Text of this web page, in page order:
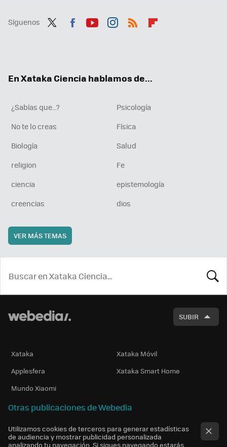
Síguenos
En Xataka Ciencia hablamos de...
¿Sabías que...?
Psicología
No te lo creas
Física
Biología
Salud
religion
Fe
ciencia
epistemología
creencias
dios
VER MÁS TEMAS
SUBIR
Xataka
Xataka Móvil
Applesfera
Xataka Smart Home
Mundo Xiaomi
Otras publicaciones de Webedia
Utilizamos cookies de terceros para generar estadísticas
de audiencia y mostrar publicidad personalizada
analizando tu navegación. Si sigues navegando estarás